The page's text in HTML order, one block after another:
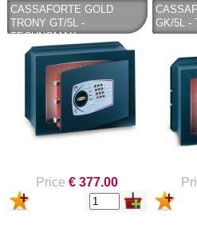
CASSAFORTE GOLD
TRONY GT/5L -
TECHNOMAX
Price € 377.00
GK/5L -